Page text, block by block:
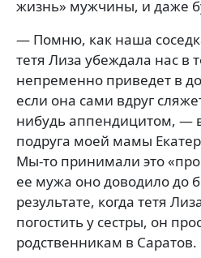
жизнь» мужчины, и даже
— Помню, как наша
тетя Лиза убеждала нас в
непременно приведет в
если она сами вдруг
нибудь аппендицитом, —
подруга моей мамы
Мы-то принимали это
ее мужа оно доводило до
результате, когда тетя
погостить у сестры, он
родственникам в Саратов.